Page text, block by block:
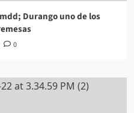
Durango uno de los
0